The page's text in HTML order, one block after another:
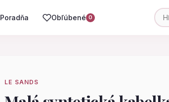
Poradňa Obľúbené 0
LE SANDS